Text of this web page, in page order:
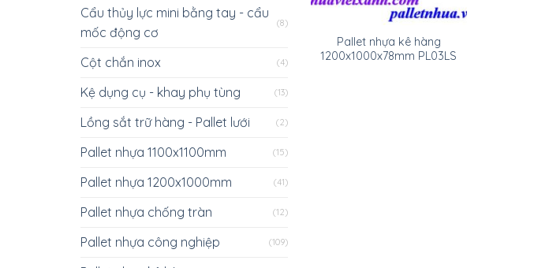
Cẩu thủy lực mini bằng tay - cẩu
mốc động cơ
(8)
Cột chắn inox (4)
Kệ dụng cụ - khay phụ tùng (13)
Lồng sắt trữ hàng - Pallet lưới (2)
Pallet nhựa 1100x1100mm (15)
Pallet nhựa 1200x1000mm (41)
Pallet nhựa chống tràn (12)
Pallet nhựa công nghiệp (109)
Pallet nhựa kê hàng
1200x1000x78mm PL03LS